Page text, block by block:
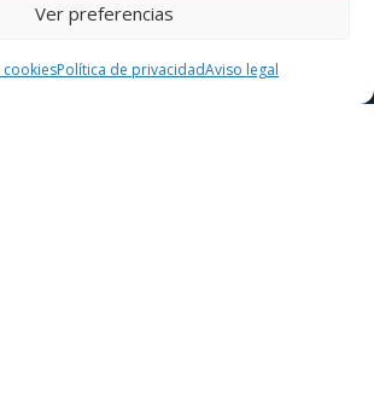
Ver preferencias
cookiesPolítica de privacidadAviso legal